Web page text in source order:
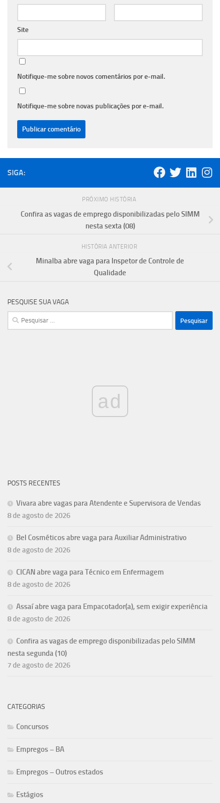
Site
Notifique-me sobre novos comentários por e-mail.
Notifique-me sobre novas publicações por e-mail.
SIGA:
PRÓXIMO HISTÓRIA
Confira as vagas de emprego disponibilizadas pelo SIMM
nesta sexta (08)
HISTÓRIA ANTERIOR
Minalba abre vaga para Inspetor de Controle de
Qualidade
PESQUISE SUA VAGA
Pesquisar
por:
ad
POSTS RECENTES
Vivara abre vagas para Atendente e Supervisora de Vendas
8 de agosto de 2026
Bel Cosméticos abre vaga para Auxiliar Administrativo
8 de agosto de 2026
CICAN abre vaga para Técnico em Enfermagem
8 de agosto de 2026
Assaí abre vaga para Empacotador(a), sem exigir experiência
8 de agosto de 2026
Confira as vagas de emprego disponibilizadas pelo SIMM
nesta segunda (10)
7 de agosto de 2026
CATEGORIAS
Concursos
Empregos – BA
Empregos – Outros estados
Estágios